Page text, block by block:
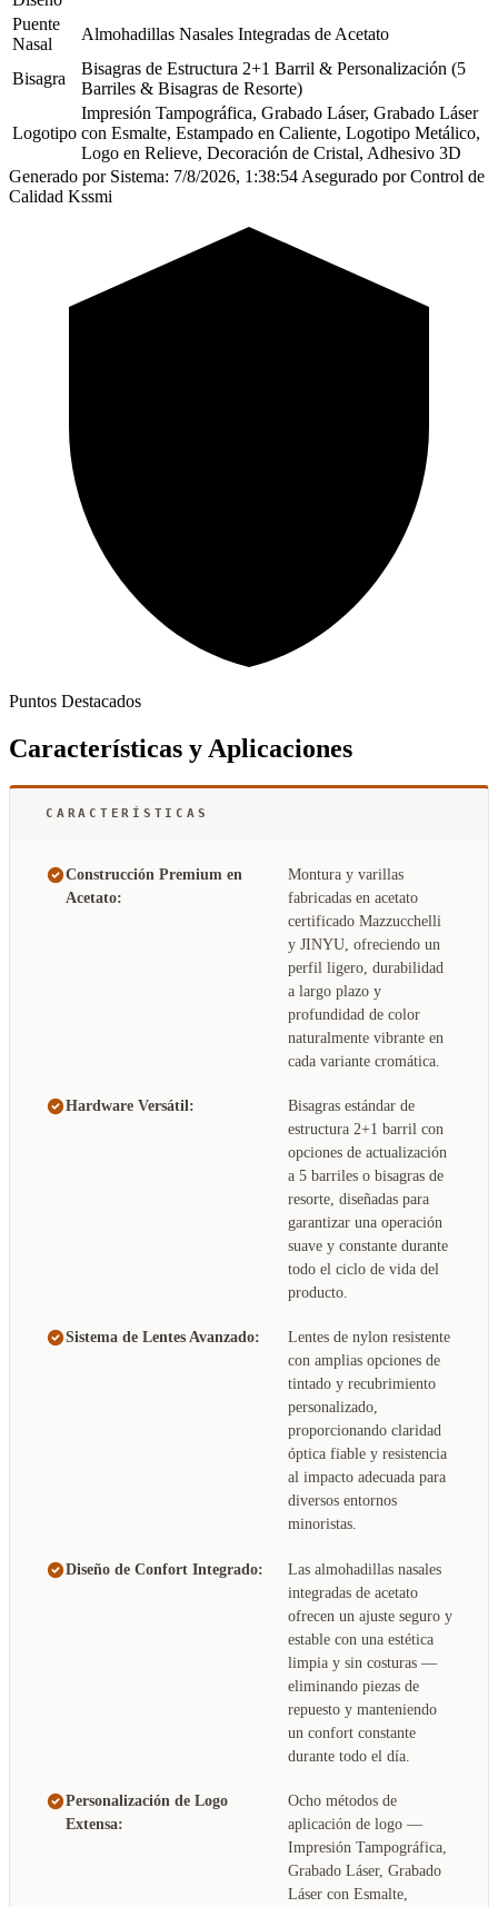
Puente
Nasal
Almohadillas Nasales Integradas de Acetato
Bisagra
Bisagras de Estructura 2+1 Barril & Personalización (5
Barriles & Bisagras de Resorte)
Logotipo
Impresión Tampográfica, Grabado Láser, Grabado Láser
con Esmalte, Estampado en Caliente, Logotipo Metálico,
Logo en Relieve, Decoración de Cristal, Adhesivo 3D
Generado por Sistema: 7/8/2026, 1:38:54 Asegurado por Control de
Calidad Kssmi
Puntos Destacados
Características y Aplicaciones
CARACTERÍSTICAS
Construcción Premium en
Acetato:
Montura y varillas
fabricadas en acetato
certificado Mazzucchelli
y JINYU, ofreciendo un
perfil ligero, durabilidad
a largo plazo y
profundidad de color
naturalmente vibrante en
cada variante cromática.
Hardware Versátil:
Bisagras estándar de
estructura 2+1 barril con
opciones de actualización
a 5 barriles o bisagras de
resorte, diseñadas para
garantizar una operación
suave y constante durante
todo el ciclo de vida del
producto.
Sistema de Lentes Avanzado:
Lentes de nylon resistente
con amplias opciones de
tintado y recubrimiento
personalizado,
proporcionando claridad
óptica fiable y resistencia
al impacto adecuada para
diversos entornos
minoristas.
Diseño de Confort Integrado:
Las almohadillas nasales
integradas de acetato
ofrecen un ajuste seguro y
estable con una estética
limpia y sin costuras —
eliminando piezas de
repuesto y manteniendo
un confort constante
durante todo el día.
Personalización de Logo
Extensa:
Ocho métodos de
aplicación de logo —
Impresión Tampográfica,
Grabado Láser, Grabado
Láser con Esmalte,